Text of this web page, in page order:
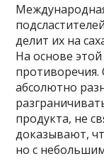
делит их на
На основе
противоречия.
абсолютно
продукта, не
доказывают,
но с